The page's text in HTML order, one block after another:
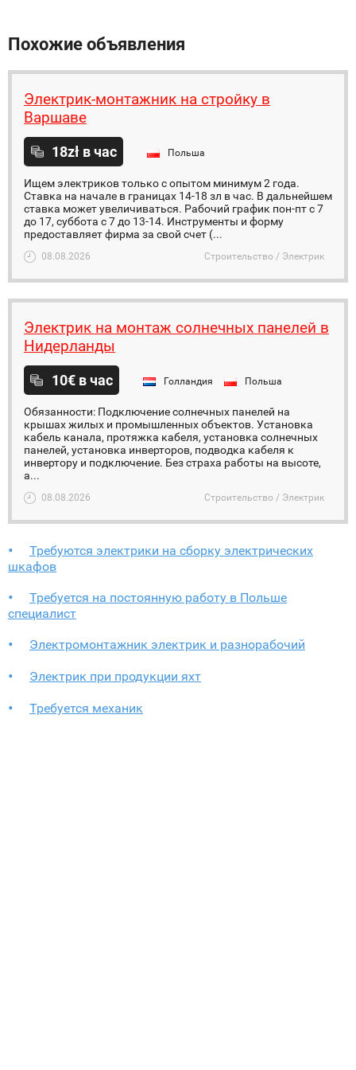
Похожие объявления
Электрик-монтажник на стройку в
Варшаве
18zł в час Польша
Ищем электриков только с опытом минимум 2 года.
Ставка на начале в границах 14-18 зл в час. В дальнейшем
ставка может увеличиваться. Рабочий график пон-пт с 7
до 17, суббота с 7 до 13-14. Инструменты и форму
предоставляет фирма за свой счет (...
08.08.2026 Строительство / Электрик
Электрик на монтаж солнечных панелей в
Нидерланды
10€ в час Голландия Польша
Обязанности: Подключение солнечных панелей на
крышах жилых и промышленных объектов. Установка
кабель канала, протяжка кабеля, установка солнечных
панелей, установка инверторов, подводка кабеля к
инвертору и подключение. Без страха работы на высоте,
а...
08.08.2026 Строительство / Электрик
Требуются электрики на сборку электрических
шкафов
Требуется на постоянную работу в Польше
специалист
Электромонтажник электрик и разнорабочий
Электрик при продукции яхт
Требуется механик